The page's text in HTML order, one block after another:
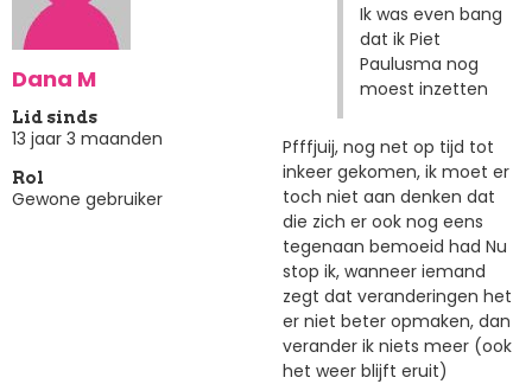
Dana M
Lid sinds
13 jaar 3 maanden
Rol
Gewone gebruiker
Ik was even bang
dat ik Piet
Paulusma nog
moest inzetten
Pfffjuij, nog net op tijd tot
inkeer gekomen, ik moet er
toch niet aan denken dat
die zich er ook nog eens
tegenaan bemoeid had Nu
stop ik, wanneer iemand
zegt dat veranderingen het
er niet beter opmaken, dan
verander ik niets meer (ook
het weer blijft eruit)